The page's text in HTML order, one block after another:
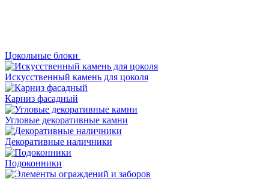
Цокольные блоки
Искусственный камень для цоколя
Карниз фасадный
Угловые декоративные камни
Декоративные наличники
Подоконники